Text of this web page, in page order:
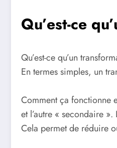
Qu’est-ce
Qu’est-ce qu’un
En termes simples, un
Comment ça fonctionne
et l’autre « secondaire
Cela permet de réduire